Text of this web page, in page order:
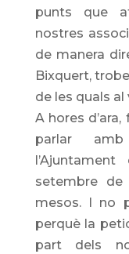
punts que
nostres
de manera
Bixquert,
de les quals
A hores
parlar
setembre
mesos. I no
perquè la
part dels